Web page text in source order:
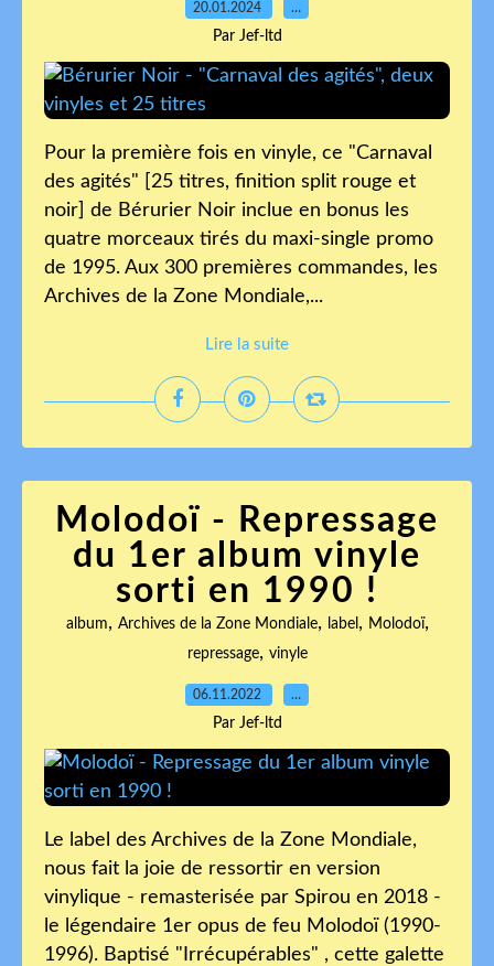
20.01.2024 …
Par Jef-ltd
Pour la première fois en vinyle, ce "Carnaval
des agités" [25 titres, finition split rouge et
noir] de Bérurier Noir inclue en bonus les
quatre morceaux tirés du maxi-single promo
de 1995. Aux 300 premières commandes, les
Archives de la Zone Mondiale,...
Lire la suite
Molodoï - Repressage
du 1er album vinyle
sorti en 1990 !
album, Archives de la Zone Mondiale, label, Molodoï,
repressage, vinyle
06.11.2022 …
Par Jef-ltd
Le label des Archives de la Zone Mondiale,
nous fait la joie de ressortir en version
vinylique - remasterisée par Spirou en 2018 -
le légendaire 1er opus de feu Molodoï (1990-
1996). Baptisé "Irrécupérables" , cette galette